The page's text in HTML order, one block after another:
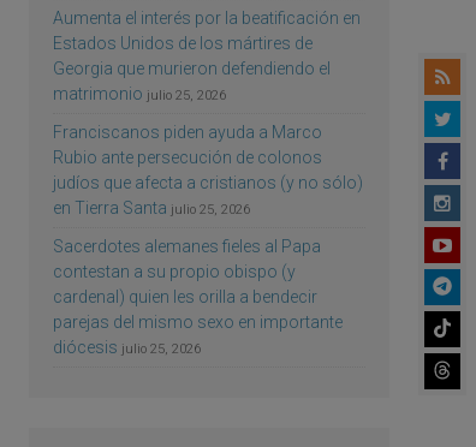
Aumenta el interés por la beatificación en
Estados Unidos de los mártires de
Georgia que murieron defendiendo el
matrimonio julio 25, 2026
Franciscanos piden ayuda a Marco
Rubio ante persecución de colonos
judíos que afecta a cristianos (y no sólo)
en Tierra Santa julio 25, 2026
Sacerdotes alemanes fieles al Papa
contestan a su propio obispo (y
cardenal) quien les orilla a bendecir
parejas del mismo sexo en importante
diócesis julio 25, 2026